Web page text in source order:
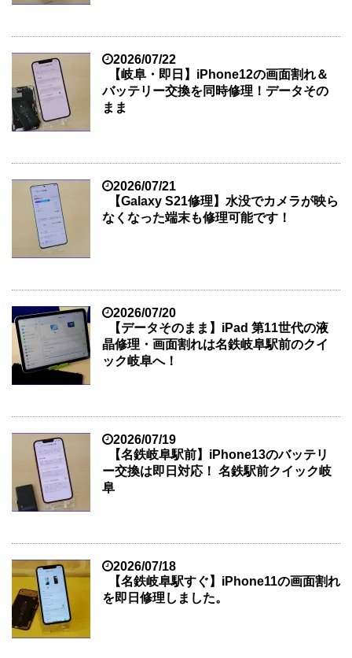
2026/07/22
【岐阜・即日】iPhone12の画面割れ＆
バッテリー交換を同時修理！データその
まま
2026/07/21
【Galaxy S21修理】水没でカメラが映ら
なくなった端末も修理可能です！
2026/07/20
【データそのまま】iPad 第11世代の液
晶修理・画面割れは名鉄岐阜駅前のクイ
ック岐阜へ！
2026/07/19
【名鉄岐阜駅前】iPhone13のバッテリ
ー交換は即日対応！ 名鉄駅前クイック岐
阜
2026/07/18
【名鉄岐阜駅すぐ】iPhone11の画面割れ
を即日修理しました。